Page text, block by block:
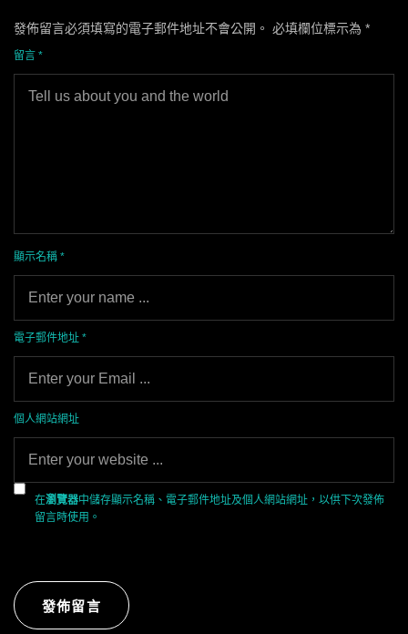
發佈留言必須填寫的電子郵件地址不會公開。 必填欄位標示為 *
留言 *
顯示名稱 *
電子郵件地址 *
個人網站網址
在瀏覽器中儲存顯示名稱、電子郵件地址及個人網站網址，以供下次發佈
留言時使用。